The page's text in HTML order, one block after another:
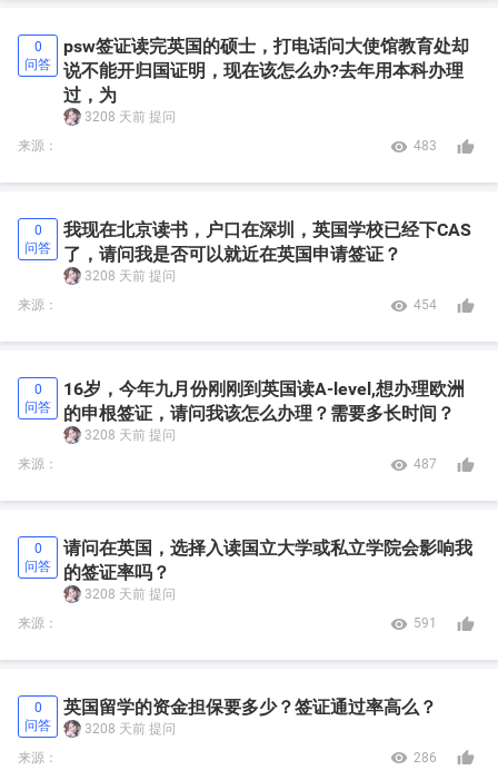
0
问答
psw签证读完英国的硕士，打电话问大使馆教育处却
说不能开归国证明，现在该怎么办?去年用本科办理
过，为
3208 天前 提问
来源：
 483 
0
问答
我现在北京读书，户口在深圳，英国学校已经下CAS
了，请问我是否可以就近在英国申请签证？
3208 天前 提问
来源：
 454 
0
问答
16岁，今年九月份刚刚到英国读A-level,想办理欧洲
的申根签证，请问我该怎么办理？需要多长时间？
3208 天前 提问
来源：
 487 
0
问答
请问在英国，选择入读国立大学或私立学院会影响我
的签证率吗？
3208 天前 提问
来源：
 591 
0
问答
英国留学的资金担保要多少？签证通过率高么？
3208 天前 提问
来源：
 286 